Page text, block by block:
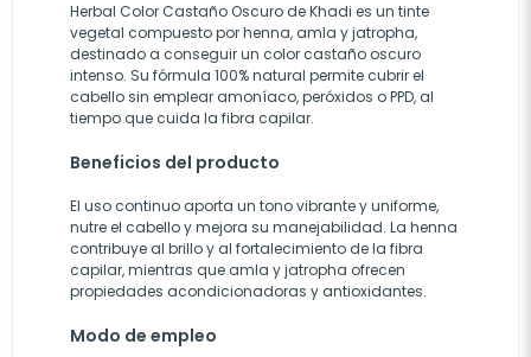
Herbal Color Castaño Oscuro de Khadi es un tinte
vegetal compuesto por henna, amla y jatropha,
destinado a conseguir un color castaño oscuro
intenso. Su fórmula 100% natural permite cubrir el
cabello sin emplear amoníaco, peróxidos o PPD, al
tiempo que cuida la fibra capilar.
Beneficios del producto
El uso continuo aporta un tono vibrante y uniforme,
nutre el cabello y mejora su manejabilidad. La henna
contribuye al brillo y al fortalecimiento de la fibra
capilar, mientras que amla y jatropha ofrecen
propiedades acondicionadoras y antioxidantes.
Modo de empleo